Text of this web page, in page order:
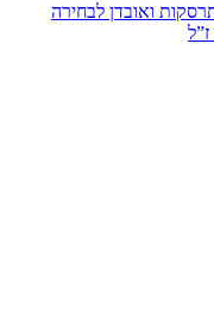
ואובדן לבחירה